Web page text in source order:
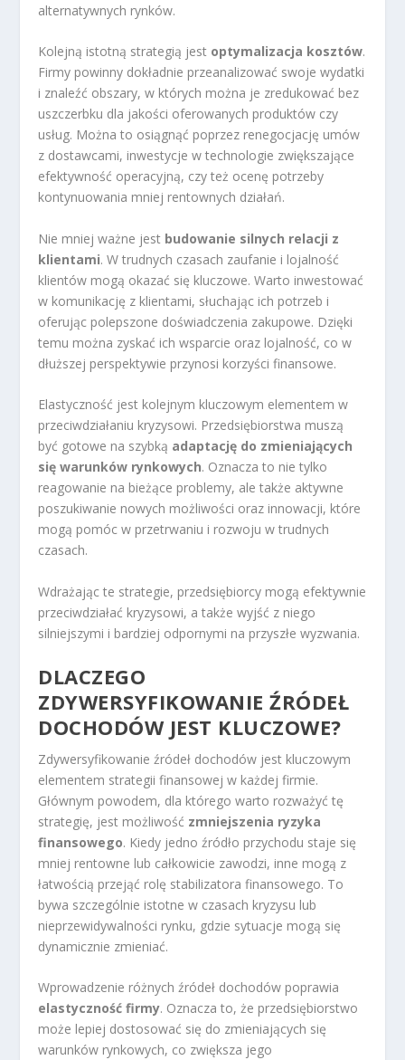
alternatywnych rynków.
Kolejną istotną strategią jest optymalizacja kosztów.
Firmy powinny dokładnie przeanalizować swoje wydatki
i znaleźć obszary, w których można je zredukować bez
uszczerbku dla jakości oferowanych produktów czy
usług. Można to osiągnąć poprzez renegocjację umów
z dostawcami, inwestycje w technologie zwiększające
efektywność operacyjną, czy też ocenę potrzeby
kontynuowania mniej rentownych działań.
Nie mniej ważne jest budowanie silnych relacji z
klientami. W trudnych czasach zaufanie i lojalność
klientów mogą okazać się kluczowe. Warto inwestować
w komunikację z klientami, słuchając ich potrzeb i
oferując polepszone doświadczenia zakupowe. Dzięki
temu można zyskać ich wsparcie oraz lojalność, co w
dłuższej perspektywie przynosi korzyści finansowe.
Elastyczność jest kolejnym kluczowym elementem w
przeciwdziałaniu kryzysowi. Przedsiębiorstwa muszą
być gotowe na szybką adaptację do zmieniających
się warunków rynkowych. Oznacza to nie tylko
reagowanie na bieżące problemy, ale także aktywne
poszukiwanie nowych możliwości oraz innowacji, które
mogą pomóc w przetrwaniu i rozwoju w trudnych
czasach.
Wdrażając te strategie, przedsiębiorcy mogą efektywnie
przeciwdziałać kryzysowi, a także wyjść z niego
silniejszymi i bardziej odpornymi na przyszłe wyzwania.
DLACZEGO
ZDYWERSYFIKOWANIE ŹRÓDEŁ
DOCHODÓW JEST KLUCZOWE?
Zdywersyfikowanie źródeł dochodów jest kluczowym
elementem strategii finansowej w każdej firmie.
Głównym powodem, dla którego warto rozważyć tę
strategię, jest możliwość zmniejszenia ryzyka
finansowego. Kiedy jedno źródło przychodu staje się
mniej rentowne lub całkowicie zawodzi, inne mogą z
łatwością przejąć rolę stabilizatora finansowego. To
bywa szczególnie istotne w czasach kryzysu lub
nieprzewidywalności rynku, gdzie sytuacje mogą się
dynamicznie zmieniać.
Wprowadzenie różnych źródeł dochodów poprawia
elastyczność firmy. Oznacza to, że przedsiębiorstwo
może lepiej dostosować się do zmieniających się
warunków rynkowych, co zwiększa jego